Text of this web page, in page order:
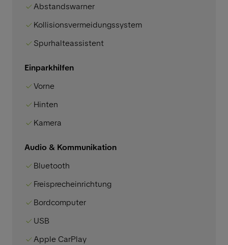
Abstandswarner
Kollisionsvermeidungssystem
Spurhalteassistent
Einparkhilfen
Vorne
Hinten
Kamera
Audio & Kommunikation
Bluetooth
Freisprecheinrichtung
Bordcomputer
USB
Apple CarPlay